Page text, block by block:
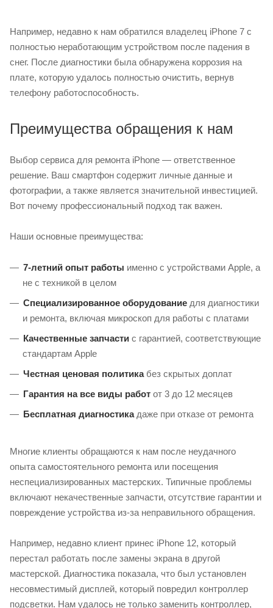
Например, недавно к нам обратился владелец iPhone 7 с
полностью неработающим устройством после падения в
снег. После диагностики была обнаружена коррозия на
плате, которую удалось полностью очистить, вернув
телефону работоспособность.
Преимущества обращения к нам
Выбор сервиса для ремонта iPhone — ответственное
решение. Ваш смартфон содержит личные данные и
фотографии, а также является значительной инвестицией.
Вот почему профессиональный подход так важен.
Наши основные преимущества:
7-летний опыт работы именно с устройствами Apple, а
не с техникой в целом
Специализированное оборудование для диагностики
и ремонта, включая микроскоп для работы с платами
Качественные запчасти с гарантией, соответствующие
стандартам Apple
Честная ценовая политикабез скрытых доплат
Гарантия на все виды работ от 3 до 12 месяцев
Бесплатная диагностикадаже при отказе от ремонта
Многие клиенты обращаются к нам после неудачного
опыта самостоятельного ремонта или посещения
неспециализированных мастерских. Типичные проблемы
включают некачественные запчасти, отсутствие гарантии и
повреждение устройства из-за неправильного обращения.
Например, недавно клиент принес iPhone 12, который
перестал работать после замены экрана в другой
мастерской. Диагностика показала, что был установлен
несовместимый дисплей, который повредил контроллер
подсветки. Нам удалось не только заменить контроллер,